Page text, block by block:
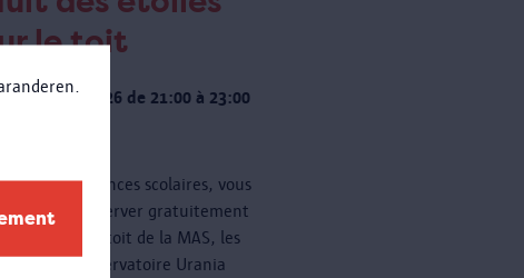
le toit
20 août 2026 de 21:00 à 23:00
les vacances scolaires, vous
venir observer gratuitement
étoiles sur le toit de la MAS, les
soir. L'observatoire Urania